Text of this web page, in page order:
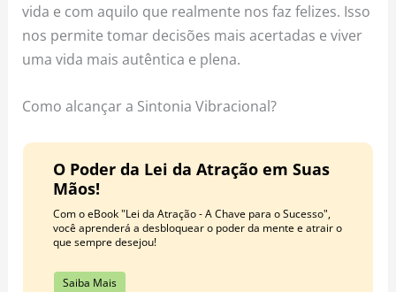
vida e com aquilo que realmente nos faz felizes. Isso
nos permite tomar decisões mais acertadas e viver
uma vida mais autêntica e plena.
Como alcançar a Sintonia Vibracional?
O Poder da Lei da Atração em Suas
Mãos!
Com o eBook "Lei da Atração - A Chave para o Sucesso",
você aprenderá a desbloquear o poder da mente e atrair o
que sempre desejou!
Saiba Mais